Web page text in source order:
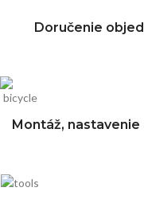
Montáž,
Doručenie